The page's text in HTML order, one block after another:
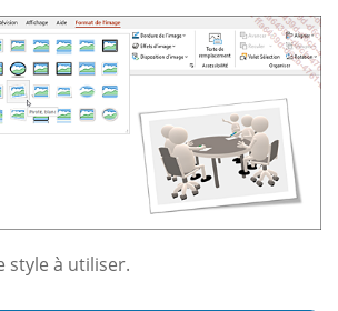
style à utiliser.